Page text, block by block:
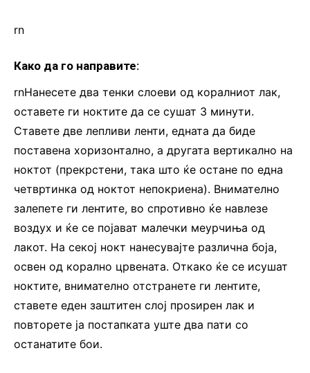
rn
Како да го направите:
rnНанесете два тенки слоеви од коралниот лак,
оставете ги ноктите да се сушат 3 минути.
Ставете две лепливи ленти, едната да биде
поставена хоризонтално, а другата вертикално на
ноктот (прекрстени, така што ќе остане по една
четвртинка од ноктот непокриена). Внимателно
залепете ги лентите, во спротивно ќе навлезе
воздух и ќе се појават малечки меурчиња од
лакот. На секој нокт нанесувајте различна боја,
освен од корално црвената. Откако ќе се исушат
ноктите, внимателно отстранете ги лентите,
ставете еден заштитен слој проѕирен лак и
повторете ја постапката уште два пати со
останатите бои.